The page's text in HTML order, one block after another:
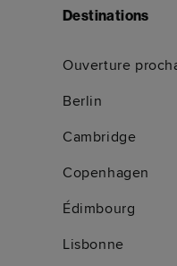
Destinations
Ouverture
Berlin
Cambridge
Copenhagen
Édimbourg
Lisbonne